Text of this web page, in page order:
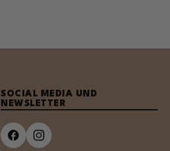
SOCIAL MEDIA UND
NEWSLETTER